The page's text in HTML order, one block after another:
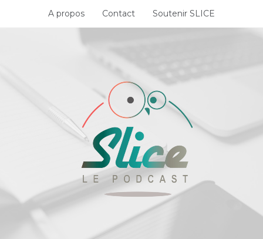
A propos Contact Soutenir SLICE